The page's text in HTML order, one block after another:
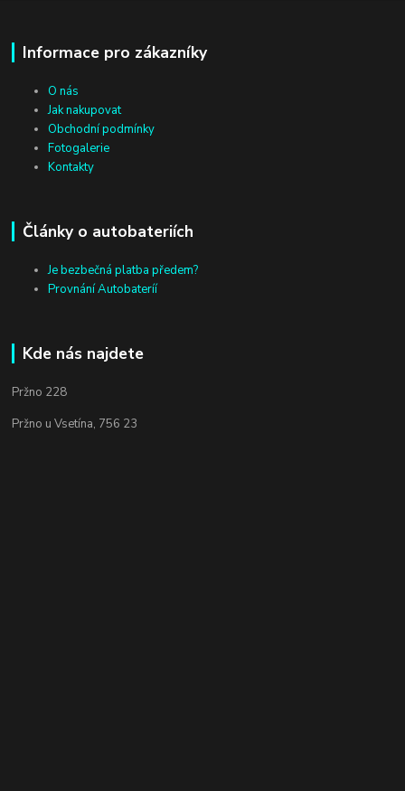
Informace pro zákazníky
O nás
Jak nakupovat
Obchodní podmínky
Fotogalerie
Kontakty
Články o autobateriích
Je bezbečná platba předem?
Provnání Autobateríí
Kde nás najdete
Pržno 228
Pržno u Vsetína, 756 23